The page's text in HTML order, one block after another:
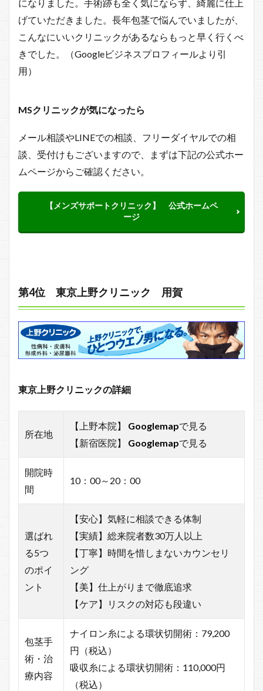
になりました。手術跡も全く気にならず、綺麗に仕上
げていただきました。長年包茎で悩んでいましたが、
こんなにいいクリニックがあるならもっと早く行くべ
きでした。（Googleビジネスプロフィールより引
用）
MSクリニックが気になったら
メール相談やLINEでの相談、フリーダイヤルでの相
談、受付けもございますので、まずは下記の公式ホー
ムページからご確認ください。
【メンズサポートクリニック】 公式ホームペ
ージ
第4位 東京上野クリニック 用賀
東京上野クリニックの詳細
所在地
【上野本院】 Googlemapで見る
【新宿医院】 Googlemapで見る
開院時
間
10：00～20：00
選ばれ
る5つ
のポイ
ント
【安心】気軽に相談できる体制
【実績】総来院者数30万人以上
【丁寧】時間を惜しまないカウンセリ
ング
【美】仕上がりまで徹底追求
【ケア】リスクの対応も段違い
包茎手
術・治
療内容
ナイロン糸による環状切開術：79,200
円（税込）
吸収糸による環状切開術：110,000円
（税込）